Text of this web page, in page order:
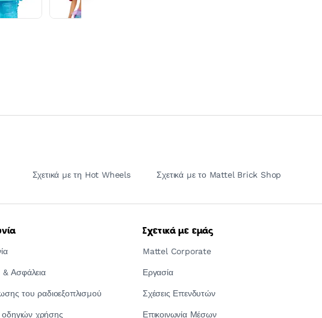
Σχετικά με τη Hot Wheels Σχετικά με το Mattel Brick Shop
Ασφάλεια
του ραδιοεξοπλισμού
οδηγιών χρήσης
Σχετικά με εμάς
Mattel Corporate
Εργασία
Σχέσεις Επενδυτών
Επικοινωνία Μέσων